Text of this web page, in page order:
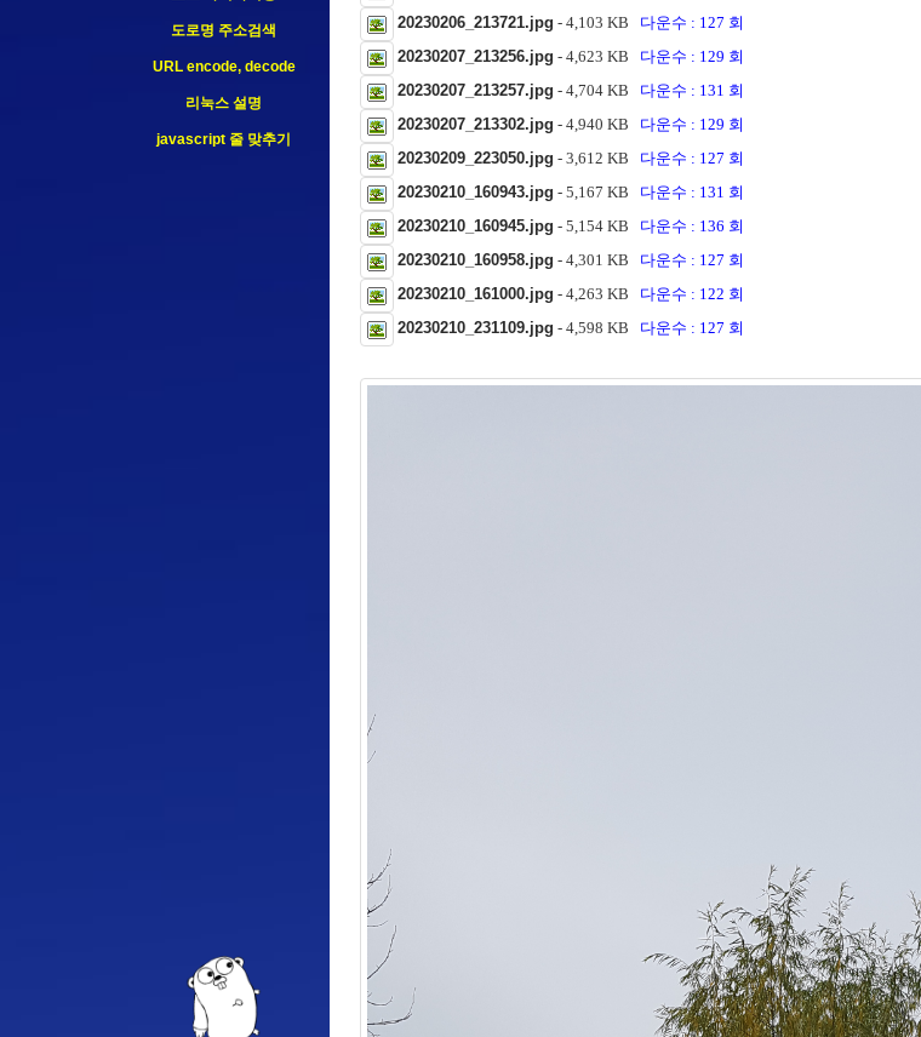
도로명 주소검색
URL encode, decode
리눅스 설명
javascript 줄 맞추기
20230206_213721.jpg - 4,103 KB 다운수 : 127 회
20230207_213256.jpg - 4,623 KB 다운수 : 129 회
20230207_213257.jpg - 4,704 KB 다운수 : 131 회
20230207_213302.jpg - 4,940 KB 다운수 : 129 회
20230209_223050.jpg - 3,612 KB 다운수 : 127 회
20230210_160943.jpg - 5,167 KB 다운수 : 131 회
20230210_160945.jpg - 5,154 KB 다운수 : 136 회
20230210_160958.jpg - 4,301 KB 다운수 : 127 회
20230210_161000.jpg - 4,263 KB 다운수 : 122 회
20230210_231109.jpg - 4,598 KB 다운수 : 127 회